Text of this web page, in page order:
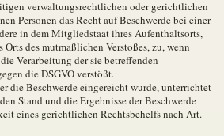
verwaltungsrechtlichen oder gerichtlichen
Personen das Recht auf Beschwerde bei einer
in dem Mitgliedstaat ihres Aufenthaltsorts,
des mutmaßlichen Verstoßes, zu, wenn
Verarbeitung der sie betreffenden
die DSGVO verstößt.
die Beschwerde eingereicht wurde, unterrichtet
Stand und die Ergebnisse der Beschwerde
eines gerichtlichen Rechtsbehelfs nach Art.